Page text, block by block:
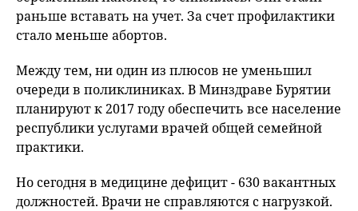
раньше вставать на учет. За счет профилактики
стало меньше абортов.
Между тем, ни один из плюсов не уменьшил
очереди в поликлиниках. В Минздраве Бурятии
планируют к 2017 году обеспечить все население
республики услугами врачей общей семейной
практики.
Но сегодня в медицине дефицит - 630 вакантных
должностей. Врачи не справляются с нагрузкой.